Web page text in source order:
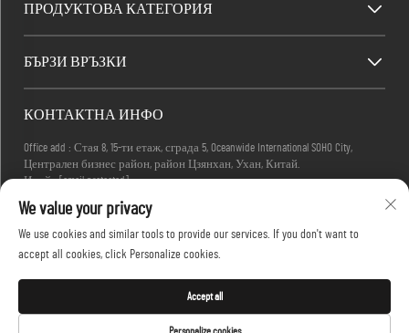
ПРОДУКТОВА КАТЕГОРИЯ
БЪРЗИ ВРЪЗКИ
КОНТАКТНА ИНФО
Office add : Стая 8, 15-ти етаж, сграда 5, Oceanwide International SOHO City,
Централен бизнес район, район Цзянхан, Ухан, Китай.
Имейл:[email protected]
We value your privacy
We use cookies and similar tools to provide our services. If you don't want to
accept all cookies, click Personalize cookies.
Accept all